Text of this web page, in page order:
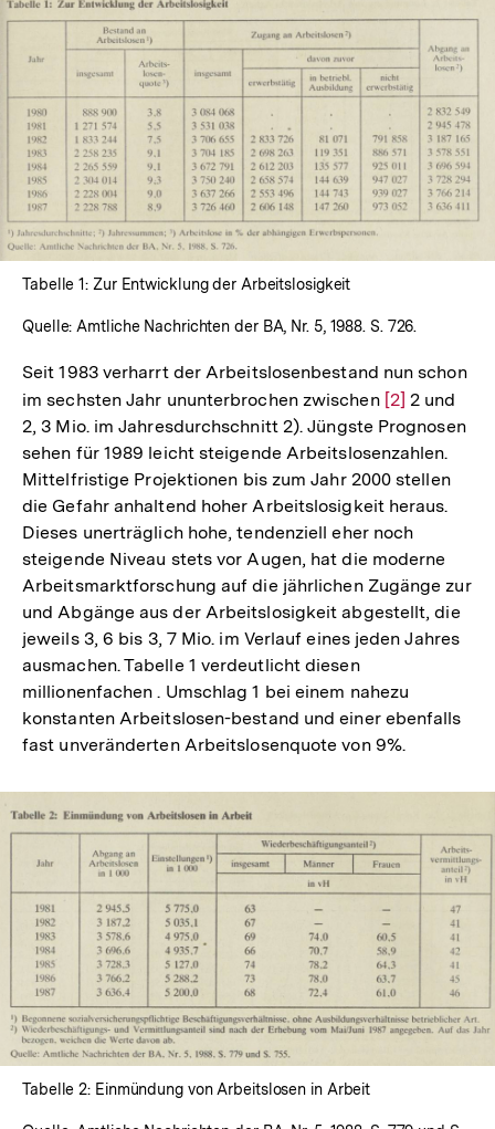
In
Lightbox
öffnen
Tabelle 1: Zur Entwicklung der Arbeitslosigkeit
Quelle: Amtliche Nachrichten der BA, Nr. 5, 1988. S. 726.
Seit 1983 verharrt der Arbeitslosenbestand nun schon
im sechsten Jahr ununterbrochen zwischen Zur
Auflösung
der
Fußnote
[2] 2 und
2, 3 Mio. im Jahresdurchschnitt 2). Jüngste Prognosen
sehen für 1989 leicht steigende Arbeitslosenzahlen.
Mittelfristige Projektionen bis zum Jahr 2000 stellen
die Gefahr anhaltend hoher Arbeitslosigkeit heraus.
Dieses unerträglich hohe, tendenziell eher noch
steigende Niveau stets vor Augen, hat die moderne
Arbeitsmarktforschung auf die jährlichen Zugänge zur
und Abgänge aus der Arbeitslosigkeit abgestellt, die
jeweils 3, 6 bis 3, 7 Mio. im Verlauf eines jeden Jahres
ausmachen. Tabelle 1 verdeutlicht diesen
millionenfachen . Umschlag 1 bei einem nahezu
konstanten Arbeitslosen-bestand und einer ebenfalls
fast unveränderten Arbeitslosenquote von 9%.
In
Lightbox
öffnen
Tabelle 2: Einmündung von Arbeitslosen in Arbeit